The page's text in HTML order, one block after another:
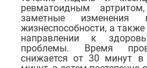
ревматоидным
заметные изменения
жизнеспособности, а
направлении к
проблемы. Время
снижается от 30 минут